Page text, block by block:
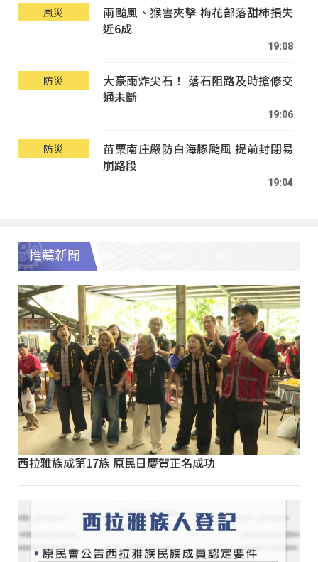
風災
兩颱風、猴害夾擊 梅花部落甜柿損失
近6成
19:08
防災
大豪雨炸尖石！ 落石阻路及時搶修交
通未斷
19:06
防災
苗栗南庄嚴防白海豚颱風 提前封閉易
崩路段
19:04
推薦新聞
西拉雅族成第17族 原民日慶賀正名成功